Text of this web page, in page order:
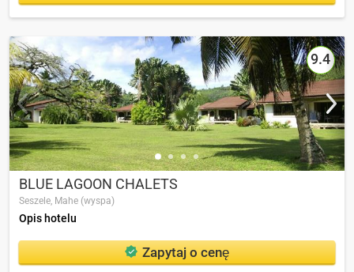
9.4
BLUE LAGOON CHALETS
Seszele, Mahe (wyspa)
Opis hotelu
Zapytaj o cenę